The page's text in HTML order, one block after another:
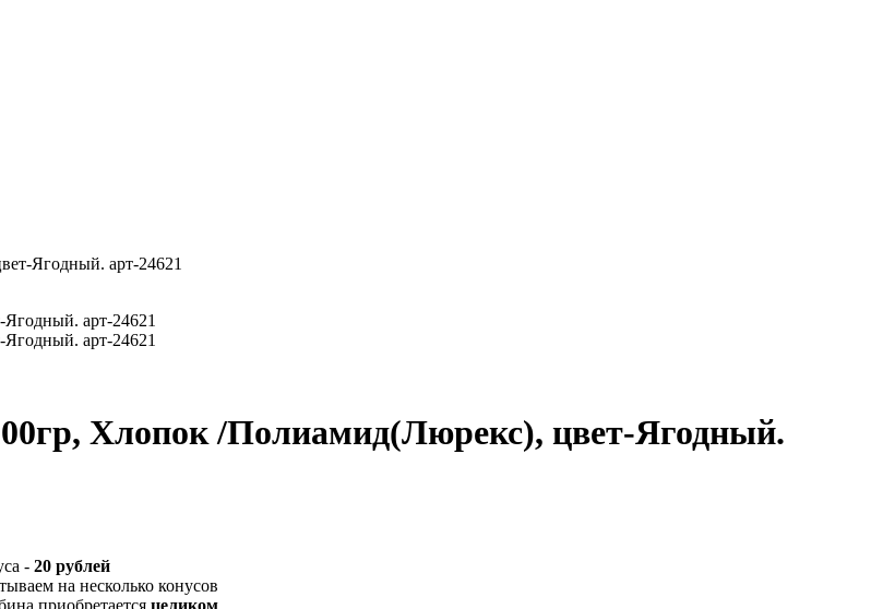
Ягодный. арт-24621
Хлопок /Полиамид(Люрекс), цвет-Ягодный.
- 20 рублей
на несколько конусов
приобретается целиком